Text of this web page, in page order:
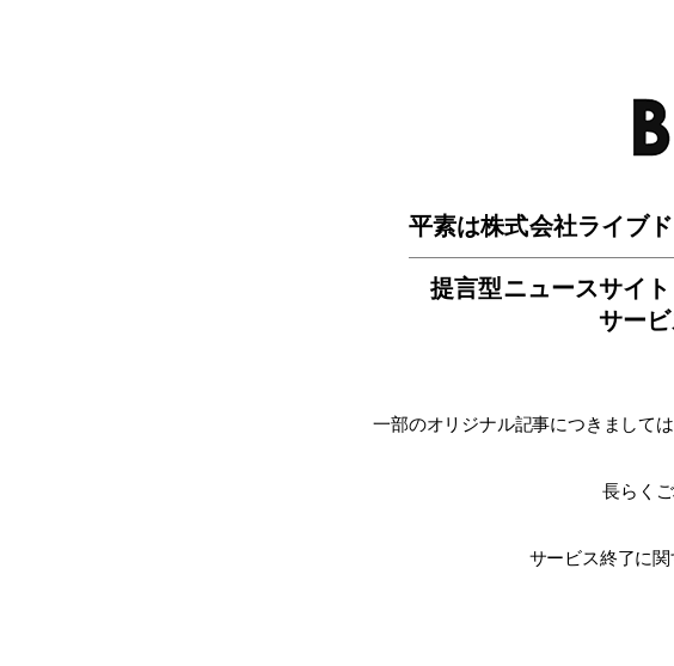
平素は株式会社ライブ
提言型ニュースサイ ト
サー
一部のオリジナル記事につきましては
長らく
サービス終了に関